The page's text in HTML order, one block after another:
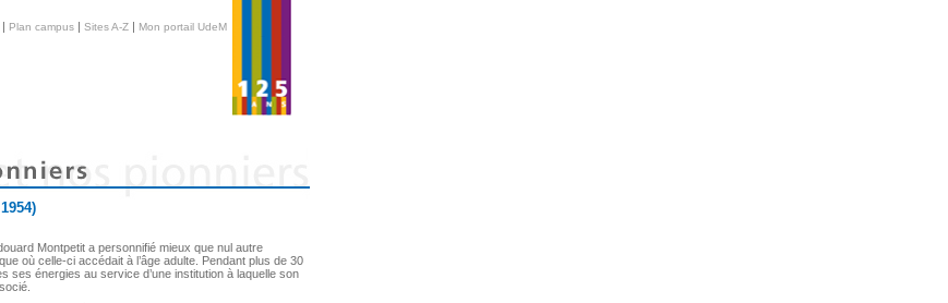
| Plan campus | Sites A-Z | Mon portail UdeM
Montpetit a personnifié mieux que nul autre
où celle-ci accédait à l’âge adulte. Pendant plus de 30
ses énergies au service d’une institution à laquelle son